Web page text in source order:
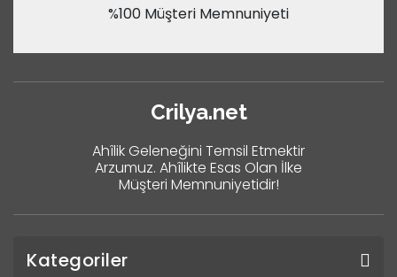
%100 Müşteri Memnuniyeti
Crilya.net
Ahîlik Geleneğini Temsil Etmektir
Arzumuz. Ahîlikte Esas Olan İlke
Müşteri Memnuniyetidir!
Kategoriler